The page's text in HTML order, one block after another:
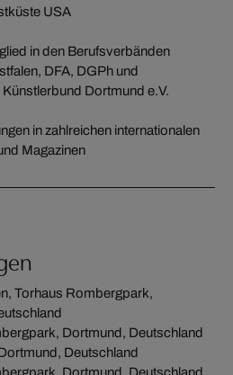
USA
in den Berufsverbänden
DFA, DGPh und
Dortmund e.V.
in zahlreichen internationalen
Magazinen
Torhaus Rombergpark,
Dortmund, Deutschland
Deutschland
Dortmund, Deutschland